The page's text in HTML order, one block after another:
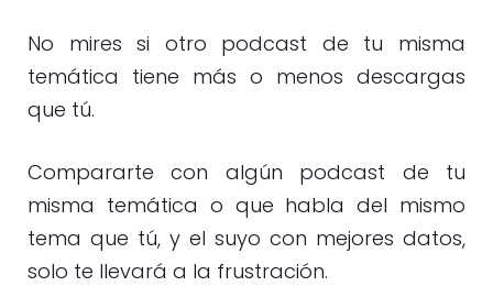
No mires si otro podcast de tu misma
temática tiene más o menos descargas
que tú.
Compararte con algún podcast de tu
misma temática o que habla del mismo
tema que tú, y el suyo con mejores datos,
solo te llevará a la frustración.